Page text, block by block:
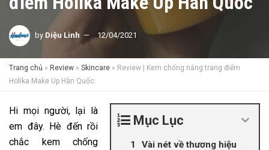
by Diệu Linh 12/04/2021
Trang chủ » Review » Skincare » Review | Kem chống nắng trang điểm
Holika Make Up Hàn Quốc
Mục Lục
Vài nét về thương hiệu
Hi mọi người, lại là
em đây. Hè đến rồi
chắc kem chống